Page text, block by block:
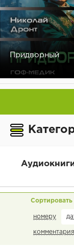
Придворный
номеру